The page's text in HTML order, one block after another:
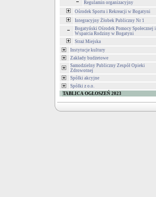
Regulamin organizacyjny
Ośrodek Sportu i Rekreacji w Bogatyni
Integracyjny Żłobek Publiczny Nr 1
Bogatyński Ośrodek Pomocy Społecznej i
Wsparcia Rodziny w Bogatyni
Straż Miejska
Instytucje kultury
Zakłady budżetowe
Samodzielny Publiczny Zespół Opieki
Zdrowotnej
Spółki akcyjne
Spółki z o.o.
TABLICA OGŁOSZEŃ 2023